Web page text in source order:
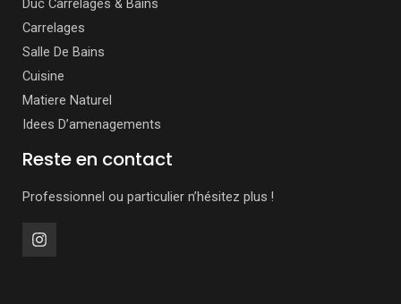
Duc Carrelages & Bains
Carrelages
Salle De Bains
Cuisine
Matiere Naturel
Idees D’amenagements
Reste en contact
Professionnel ou particulier n’hésitez plus !